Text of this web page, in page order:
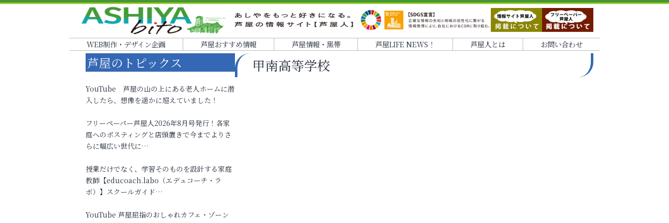
WEB制作・デザイン企画 芦屋おすすめ情報 芦屋情報・黒帯 芦屋LIFE NEWS！ 芦屋人とは お問い合わせ
甲南高等学校
芦屋のトピックス
YouTube 芦屋の山の上にある老人ホームに潜
入したら、想像を遥かに超えていました！
フリーペーパー芦屋人2026年8月号発行！各家
庭へのポスティングと店頭置きで今までよりさ
らに幅広い世代に…
授業だけでなく、学習そのものを設計する家庭
教師【educoach.labo（エデュコーチ・ラ
ボ）】スクールガイド…
YouTube 芦屋屈指のおしゃれカフェ・ゾーン